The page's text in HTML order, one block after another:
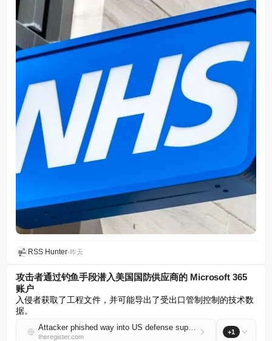
RSS Hunter•昨天
攻击者通过钓鱼手段潜入美国国防供应商的 Microsoft 365
账户
入侵者获取了工程文件，并可能导出了受出口管制控制的技术数
据。
Attacker phished way into US defense supplier's Microsoft 365 account
theregister.com
+1